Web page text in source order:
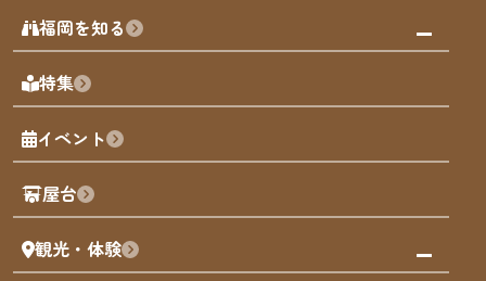
みんなの旅行記
天神エリア
博多旧市街
福岡城
歴史・文化
福岡を知る
福岡の見どころ
福岡の魅力
観光カレンダー
観光PR動画
まち歩き
福岡グルメ
特集
イベント
屋台
観光・体験